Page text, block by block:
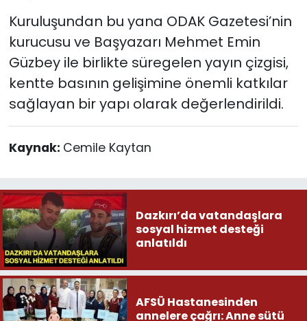
Kuruluşundan bu yana ODAK Gazetesi’nin
kurucusu ve Başyazarı Mehmet Emin
Güzbey ile birlikte süregelen yayın çizgisi,
kentte basının gelişimine önemli katkılar
sağlayan bir yapı olarak değerlendirildi.
Kaynak: Cemile Kaytan
Dazkırı’da vatandaşlara
sosyal hizmet desteği
anlatıldı
AFSÜ Hastanesinden
annelere çağrı: Anne sütü